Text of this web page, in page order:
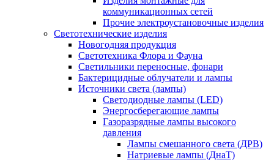
коммуникационных сетей
Прочие электроустановочные изделия
Светотехнические изделия
Новогодняя продукция
Светотехника Флора и Фауна
Светильники переносные, фонари
Бактерицидные облучатели и лампы
Источники света (лампы)
Светодиодные лампы (LED)
Энергосберегающие лампы
Газоразрядные лампы высокого
давления
Лампы смешанного света (ДРВ)
Натриевые лампы (ДнаТ)